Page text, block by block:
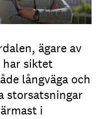
ägare av
har siktet
långväga och
storsatsningar
i